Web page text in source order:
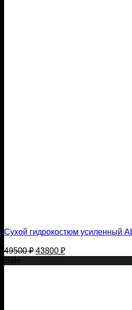
Сухой гидрокостюм усиленный
49500₽ Первоначальная
цена
составляла
43800 ₽Текущая
цена:
Sale